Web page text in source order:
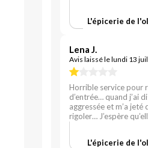
L'épicerie de
Lena J.
Avis laissé le lundi 13
Horrible service pour
d’entrée… quand j’ai
aggressée et m’a
rigoler… J’espère
L'épicerie de